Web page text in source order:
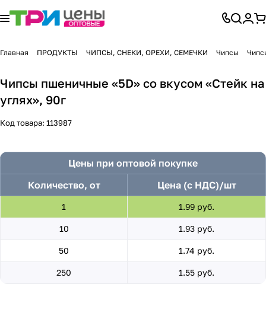
Главная ПРОДУКТЫ ЧИПСЫ, СНЕКИ, ОРЕХИ, СЕМЕЧКИ Чипсы
Чипсы пшеничные «5D» со вкусом «Стейк на
углях», 90г
Код товара: 113987
Цены при оптовой покупке
Количество, от
Цена (с НДС)/шт
1 1.99 руб.
10 1.93 руб.
50 1.74 руб.
250 1.55 руб.